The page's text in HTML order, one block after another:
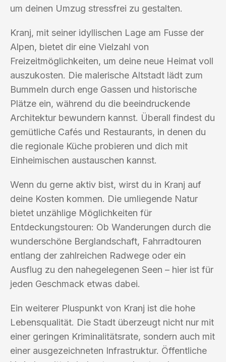
um deinen Umzug stressfrei zu gestalten.
Kranj, mit seiner idyllischen Lage am Fusse der
Alpen, bietet dir eine Vielzahl von
Freizeitmöglichkeiten, um deine neue Heimat voll
auszukosten. Die malerische Altstadt lädt zum
Bummeln durch enge Gassen und historische
Plätze ein, während du die beeindruckende
Architektur bewundern kannst. Überall findest du
gemütliche Cafés und Restaurants, in denen du
die regionale Küche probieren und dich mit
Einheimischen austauschen kannst.
Wenn du gerne aktiv bist, wirst du in Kranj auf
deine Kosten kommen. Die umliegende Natur
bietet unzählige Möglichkeiten für
Entdeckungstouren: Ob Wanderungen durch die
wunderschöne Berglandschaft, Fahrradtouren
entlang der zahlreichen Radwege oder ein
Ausflug zu den nahegelegenen Seen – hier ist für
jeden Geschmack etwas dabei.
Ein weiterer Pluspunkt von Kranj ist die hohe
Lebensqualität. Die Stadt überzeugt nicht nur mit
einer geringen Kriminalitätsrate, sondern auch mit
einer ausgezeichneten Infrastruktur. Öffentliche